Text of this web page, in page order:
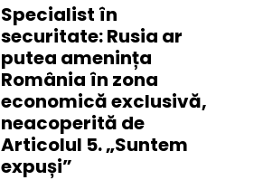
Specialist în
securitate: Rusia ar
putea amenința
România în zona
economică exclusivă,
neacoperită de
Articolul 5. „Suntem
expuși”